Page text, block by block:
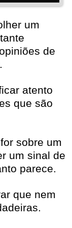
um
de
atento
que são
sobre um
um sinal de
parece.
que nem